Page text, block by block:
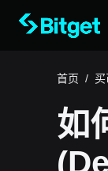
首页 /
如